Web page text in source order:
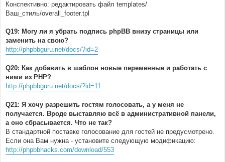
Конспективно: редактировать файл templates/
Ваш_стиль/overall_footer.tpl
Q19: Могу ли я убрать подпись phpBB внизу страницы или
заменить на свою?
http://phpbbguru.net/docs/?id=2
Q20: Как добавить в шаблон новые переменные и работать с
ними из PHP?
http://phpbbguru.net/docs/?id=11
Q21: Я хочу разрешить гостям голосовать, а у меня не
получается. Вроде выставляю всё в административной панели,
а оно сбрасывается. Что не так?
В стандартной поставке голосование для гостей не предусмотрено.
Если она Вам нужна - установите следующую модификацию:
http://phpbbhacks.com/download/553